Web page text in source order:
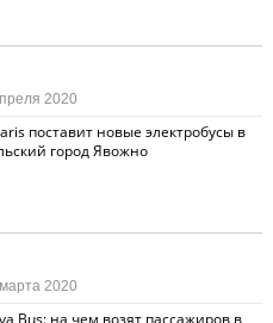
поставит новые электробусы в
город Явожно
2020
Bus: на чем возят пассажиров в
2020